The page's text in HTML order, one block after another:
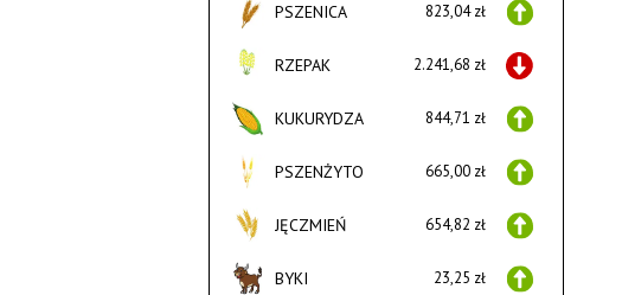
PSZENICA 823,04 zł
RZEPAK 2.241,68 zł
KUKURYDZA 844,71 zł
PSZENŻYTO 665,00 zł
JĘCZMIEŃ 654,82 zł
BYKI 23,25 zł